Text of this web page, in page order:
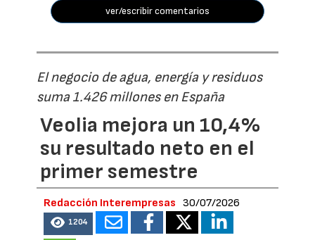
ver/escribir comentarios
El negocio de agua, energía y residuos
suma 1.426 millones en España
Veolia mejora un 10,4%
su resultado neto en el
primer semestre
Redacción Interempresas 30/07/2026
1204